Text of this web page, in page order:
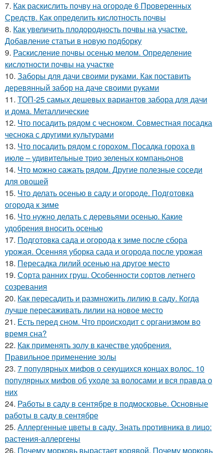
7. Как раскислить почву на огороде 6 Проверенных
Средств. Как определить кислотность почвы
8. Как увеличить плодородность почвы на участке.
Добавление статьи в новую подборку
9. Раскисление почвы осенью мелом. Определение
кислотности почвы на участке
10. Заборы для дачи своими руками. Как поставить
деревянный забор на даче своими руками
11. ТОП-25 самых дешевых вариантов забора для дачи
и дома. Металлические
12. Что посадить рядом с чесноком. Совместная посадка
чеснока с другими культурами
13. Что посадить рядом с горохом. Посадка гороха в
июле – удивительные трио зеленых компаньонов
14. Что можно сажать рядом. Другие полезные соседи
для овощей
15. Что делать осенью в саду и огороде. Подготовка
огорода к зиме
16. Что нужно делать с деревьями осенью. Какие
удобрения вносить осенью
17. Подготовка сада и огорода к зиме после сбора
урожая. Осенняя уборка сада и огорода после урожая
18. Пересадка лилий осенью на другое место
19. Сорта ранних груш. Особенности сортов летнего
созревания
20. Как пересадить и размножить лилию в саду. Когда
лучше пересаживать лилии на новое место
21. Есть перед сном. Что происходит с организмом во
время сна?
22. Как применять золу в качестве удобрения.
Правильное применение золы
23. 7 популярных мифов о секущихся концах волос. 10
популярных мифов об уходе за волосами и вся правда о
них
24. Работы в саду в сентябре в подмосковье. Основные
работы в саду в сентябре
25. Аллергенные цветы в саду. Знать противника в лицо:
растения-аллергены
26. Почему морковь вырастает корявой. Почему морковь